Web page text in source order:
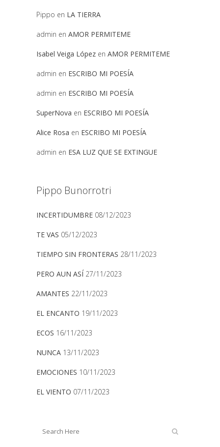
Pippo en LA TIERRA
admin en AMOR PERMITEME
Isabel Veiga López en AMOR PERMITEME
admin en ESCRIBO MI POESÍA
admin en ESCRIBO MI POESÍA
SuperNova en ESCRIBO MI POESÍA
Alice Rosa en ESCRIBO MI POESÍA
admin en ESA LUZ QUE SE EXTINGUE
Pippo Bunorrotri
INCERTIDUMBRE 08/12/2023
TE VAS 05/12/2023
TIEMPO SIN FRONTERAS 28/11/2023
PERO AUN ASÍ 27/11/2023
AMANTES 22/11/2023
EL ENCANTO 19/11/2023
ECOS 16/11/2023
NUNCA 13/11/2023
EMOCIONES 10/11/2023
EL VIENTO 07/11/2023